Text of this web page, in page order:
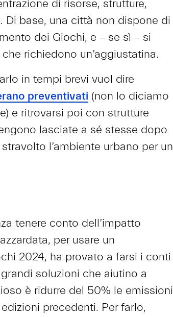
di risorse, strutture,
base, una città non dispone di
dei Giochi, e – se sì – si
richiedono un’aggiustatina.
in tempi brevi vuol dire
preventivati (non lo diciamo
e ritrovarsi poi con strutture
lasciate a sé stesse dopo
l’ambiente urbano per un
tenere conto dell’impatto
per usare un
2024, ha provato a farsi i conti
soluzioni che aiutino a
è ridurre del 50% le emissioni
precedenti. Per farlo,